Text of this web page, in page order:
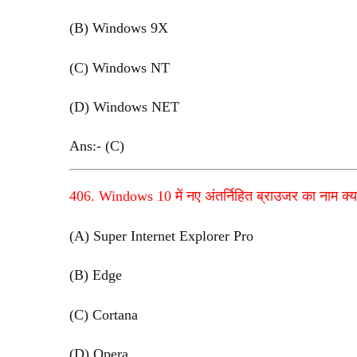
(B) Windows 9X
(C) Windows NT
(D) Windows NET
Ans:- (C)
406. Windows 10 में नए अंतर्निहित ब्राउजर का नाम
(A) Super Internet Explorer Pro
(B) Edge
(C) Cortana
(D) Opera